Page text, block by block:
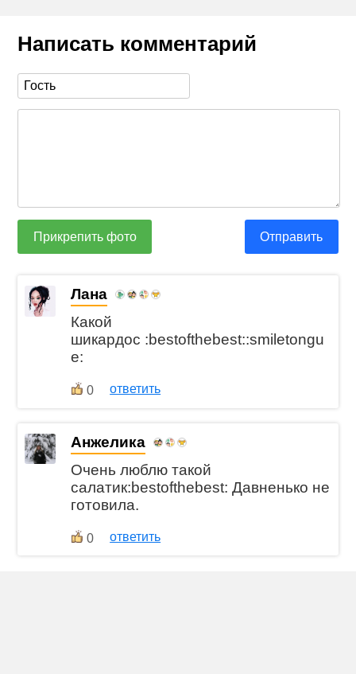
Написать комментарий
Прикрепить фото Отправить
Лана
Какой
шикардос :bestofthebest::smiletongu
e:
0 ответить
Анжелика
Очень люблю такой
салатик:bestofthebest: Давненько не
готовила.
0 ответить